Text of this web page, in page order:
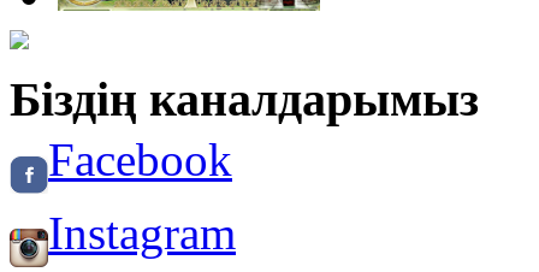
Біздің каналдарымыз
Facebook
Instagram